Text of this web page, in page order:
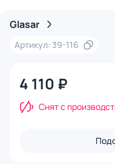
Glasar
Артикул: 39-116
4 110 ₽
Снят с